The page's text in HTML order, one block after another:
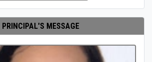
PRINCIPAL'S MESSAGE